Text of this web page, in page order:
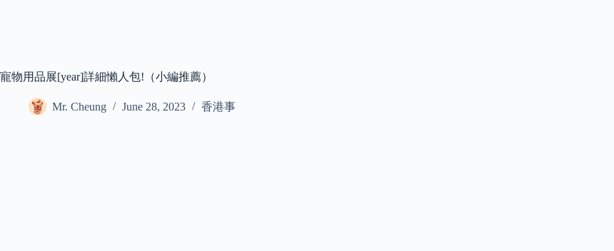
寵物用品展[year]詳細懶人包!（小編推薦）
Mr. Cheung June 28, 2023 香港事